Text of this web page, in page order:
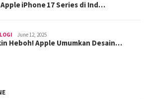
iPhone 17 Series di Ind…
June 12, 2025
Heboh! Apple Umumkan Desain…